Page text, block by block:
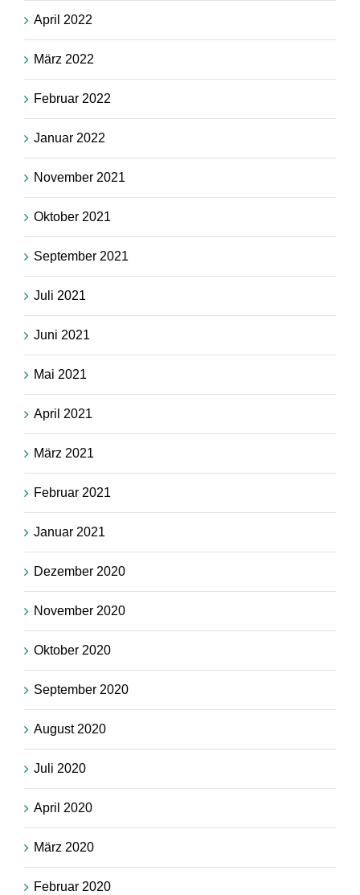
April 2022
März 2022
Februar 2022
Januar 2022
November 2021
Oktober 2021
September 2021
Juli 2021
Juni 2021
Mai 2021
April 2021
März 2021
Februar 2021
Januar 2021
Dezember 2020
November 2020
Oktober 2020
September 2020
August 2020
Juli 2020
April 2020
März 2020
Februar 2020